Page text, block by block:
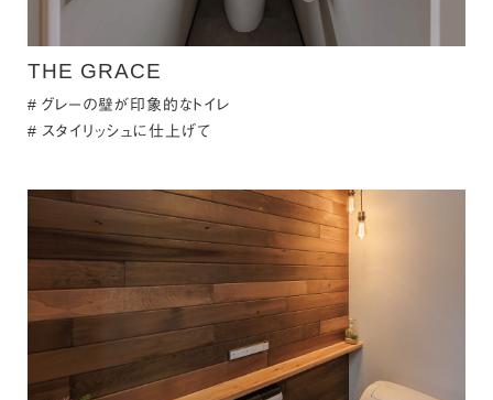
THE GRACE
グレーの壁が印象的なトイレ
スタイリッシュに仕上げて